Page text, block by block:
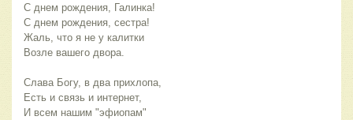
С днем рождения, Галинка!
С днем рождения, сестра!
Жаль, что я не у калитки
Возле вашего двора.
Слава Богу, в два прихлопа,
Есть и связь и интернет,
И всем нашим "эфиопам"